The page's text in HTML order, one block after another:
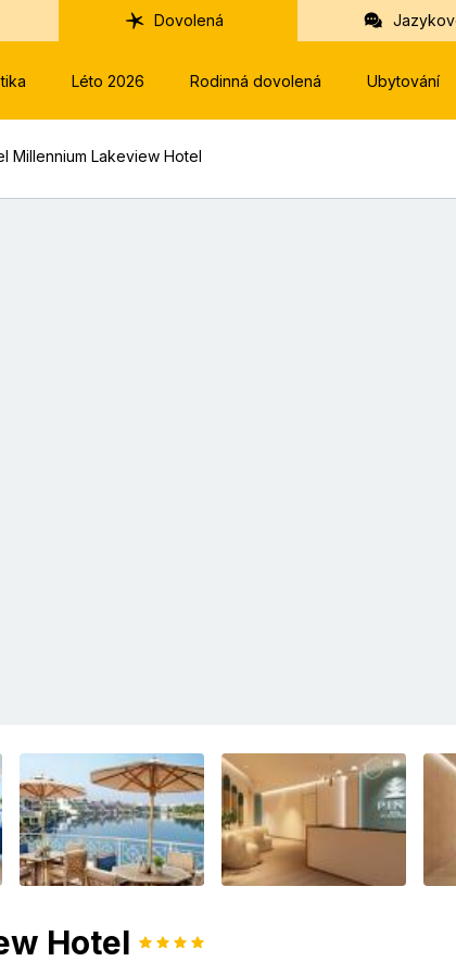
Dovolená
Léto 2026 Rodinná dovolená Ubytování
Millennium Lakeview Hotel
Hotel